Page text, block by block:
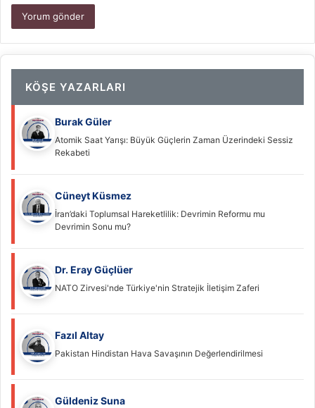
KÖŞE YAZARLARI
Burak Güler
Atomik Saat Yarışı: Büyük Güçlerin Zaman Üzerindeki Sessiz
Rekabeti
Cüneyt Küsmez
İran’daki Toplumsal Hareketlilik: Devrimin Reformu mu
Devrimin Sonu mu?
Dr. Eray Güçlüer
NATO Zirvesi'nde Türkiye'nin Stratejik İletişim Zaferi
Fazıl Altay
Pakistan Hindistan Hava Savaşının Değerlendirilmesi
Güldeniz Suna